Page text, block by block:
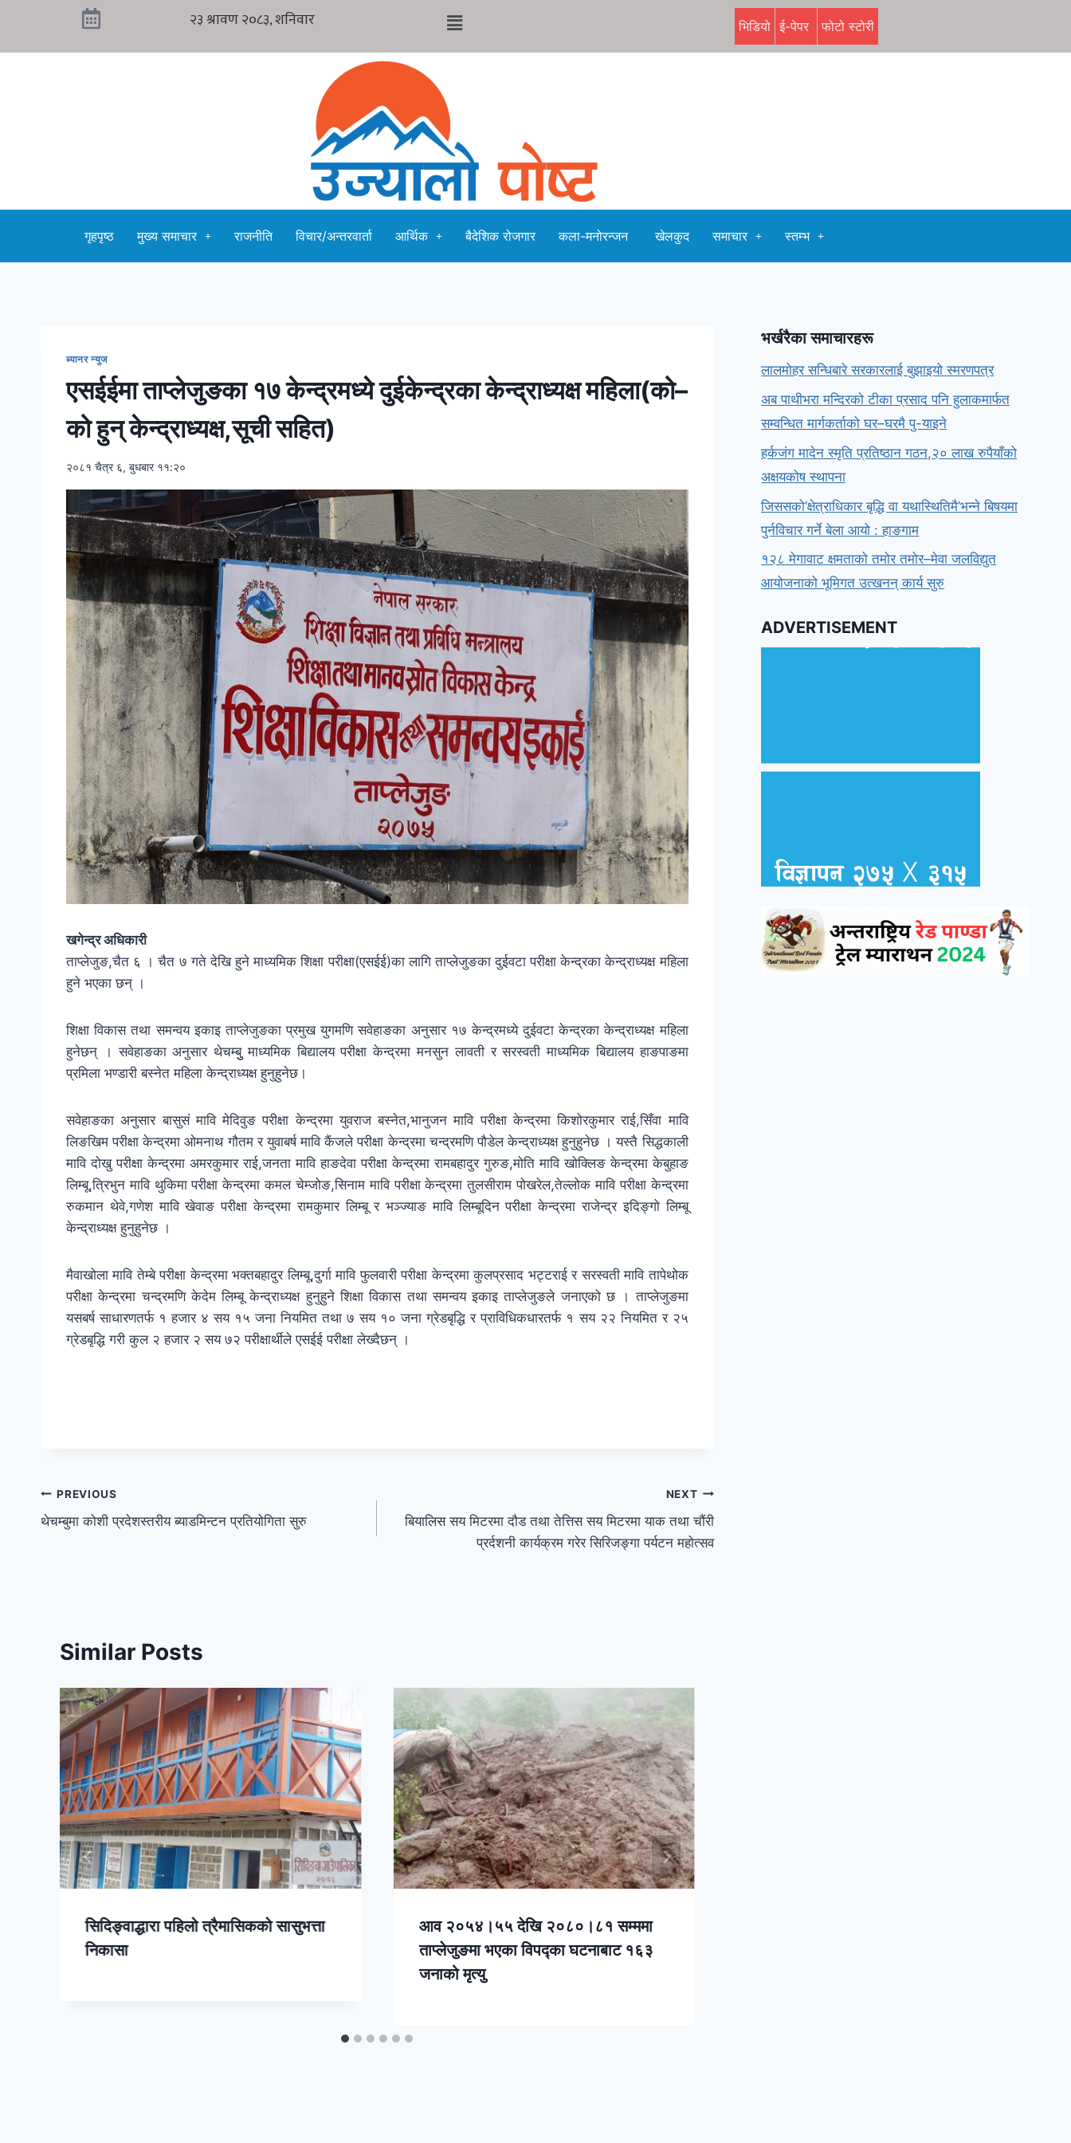
भिडियो ई-पेपर फोटो स्टोरी
गृहपृष्ठ मुख्य समाचार राजनीति विचार/अन्तरवार्ता आर्थिक बैदेशिक रोजगार कला-मनोरन्जन खेलकुद समाचार स्तम्भ
ब्यानर न्युज
एसईईमा ताप्लेजुङका १७ केन्द्रमध्ये दुईकेन्द्रका केन्द्राध्यक्ष महिला(को–
को हुन् केन्द्राध्यक्ष,सूची सहित)
२०८१ चैत्र ६, बुधबार ११:२०
खगेन्द्र अधिकारी
ताप्लेजुङ,चैत ६ । चैत ७ गते देखि हुने माध्यमिक शिक्षा परीक्षा(एसईई)का लागि ताप्लेजुङका दुईवटा परीक्षा केन्द्रका केन्द्राध्यक्ष महिला
हुने भएका छन् ।
शिक्षा विकास तथा समन्वय इकाइ ताप्लेजुङका प्रमुख युगमणि सवेहाङका अनुसार १७ केन्द्रमध्ये दुईवटा केन्द्रका केन्द्राध्यक्ष महिला
हुनेछन् । सवेहाङका अनुसार थेचम्बुु माध्यमिक बिद्यालय परीक्षा केन्द्रमा मनसुन लावती र सरस्वती माध्यमिक बिद्यालय हाङपाङमा
प्रमिला भण्डारी बस्नेत महिला केन्द्राध्यक्ष हुनुहुनेछ।
सवेहाङका अनुसार बासुसं मावि मेदिवुङ परीक्षा केन्द्रमा युवराज बस्नेत,भानुजन मावि परीक्षा केन्द्रमा किशोरकुमार राई,सिँवा मावि
लिङखिम परीक्षा केन्द्रमा ओमनाथ गौतम र युवाबर्ष मावि कैंजले परीक्षा केन्द्रमा चन्द्रमणि पौडेल केन्द्राध्यक्ष हुनुहुनेछ । यस्तै सिद्धकाली
मावि दोखु परीक्षा केन्द्रमा अमरकुमार राई,जनता मावि हाङदेवा परीक्षा केन्द्रमा रामबहादुर गुरुङ,मोति मावि खोक्लिङ केन्द्रमा केबुहाङ
लिम्बू,त्रिभुन मावि थुकिमा परीक्षा केन्द्रमा कमल चेम्जोङ,सिनाम मावि परीक्षा केन्द्रमा तुलसीराम पोखरेल,तेल्लोक मावि परीक्षा केन्द्रमा
रुकमान थेवे,गणेश मावि खेवाङ परीक्षा केन्द्रमा रामकुमार लिम्बू र भञ्ज्याङ मावि लिम्बूदिन परीक्षा केन्द्रमा राजेन्द्र इदिङ्गो लिम्बू
केन्द्राध्यक्ष हुनुहुनेछ ।
मैवाखोला मावि तेम्बे परीक्षा केन्द्रमा भक्तबहादुर लिम्बू,दुर्गा मावि फुलवारी परीक्षा केन्द्रमा कुलप्रसाद भट्टराई र सरस्वती मावि तापेथोक
परीक्षा केन्द्रमा चन्द्रमणि केदेम लिम्बू केन्द्राध्यक्ष हुनुहुने शिक्षा विकास तथा समन्वय इकाइ ताप्लेजुङले जनाएको छ । ताप्लेजुङमा
यसबर्ष साधारणतर्फ १ हजार ४ सय १५ जना नियमित तथा ७ सय १० जना ग्रेडबृद्धि र प्राविधिकधारतर्फ १ सय २२ नियमित र २५
ग्रेडबृद्धि गरी कुल २ हजार २ सय ७२ परीक्षार्थीले एसईई परीक्षा लेख्दैछन् ।
PREVIOUS
थेचम्बुमा कोशी प्रदेशस्तरीय ब्याडमिन्टन प्रतियोगिता सुरु
NEXT
बियालिस सय मिटरमा दौड तथा तेत्तिस सय मिटरमा याक तथा चौंरी
प्रर्दशनी कार्यक्रम गरेर सिरिजङ्गा पर्यटन महोत्सव
Similar Posts
सिदिङ्वाद्धारा पहिलो त्रैमासिकको सासुभत्ता
निकासा
आव २०५४।५५ देखि २०८०।८१ सम्ममा
ताप्लेजुङमा भएका विपद्का घटनाबाट १६३
जनाको मृत्यु
भर्खरैका समाचारहरू
लालमोहर सन्धिबारे सरकारलाई बुझाइयो स्मरणपत्र
अब पाथीभरा मन्दिरको टीका प्रसाद पनि हुलाकमार्फत
सम्वन्धित मार्गकर्ताको घर–घरमै पु-याइने
हर्कजंग मादेन स्मृति प्रतिष्ठान गठन,२० लाख रुपैयाँको
अक्षयकोष स्थापना
जिससको‘क्षेत्राधिकार बृद्धि वा यथास्थितिमै’भन्ने बिषयमा
पुर्नविचार गर्ने बेला आयो : हाङगाम
१२८ मेगावाट क्षमताको तमोर तमोर–मेवा जलविद्युत
आयोजनाको भूमिगत उत्खनन् कार्य सुरु
ADVERTISEMENT